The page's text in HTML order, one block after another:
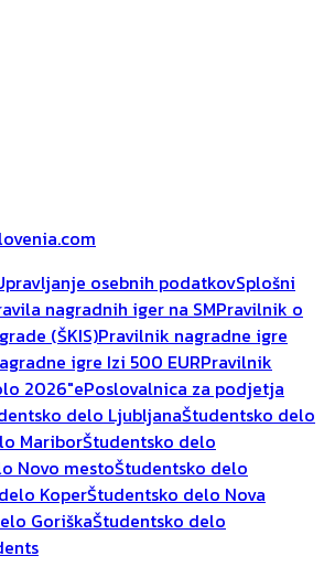
osebnih podatkovSplošni
nagradnih iger na SMPravilnik o
(ŠKIS)Pravilnik nagradne igre
igre Izi 500 EURPravilnik
2026"ePoslovalnica za podjetja
delo LjubljanaŠtudentsko delo
MariborŠtudentsko delo
Novo mestoŠtudentsko delo
KoperŠtudentsko delo Nova
GoriškaŠtudentsko delo